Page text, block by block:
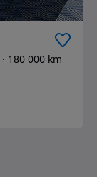
180 000 km